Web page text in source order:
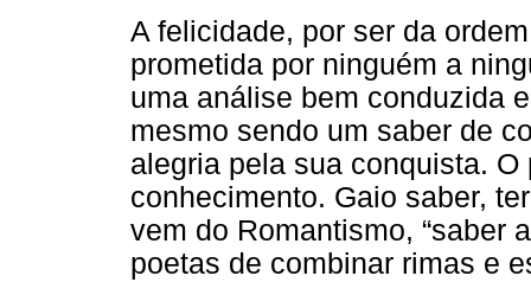
A felicidade, por ser da
prometida por ninguém a
uma análise bem conduzida
mesmo sendo um saber de
alegria pela sua conquista.
conhecimento. Gaio saber,
vem do Romantismo, “saber
poetas de combinar rimas e